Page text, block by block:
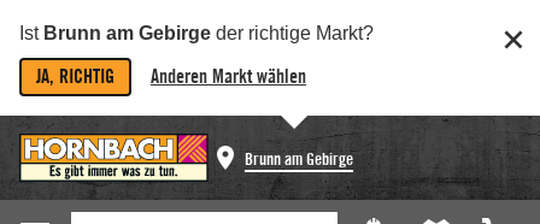
Ist Brunn am Gebirge der richtige Markt?
JA, RICHTIG Anderen Markt wählen
Brunn am Gebirge